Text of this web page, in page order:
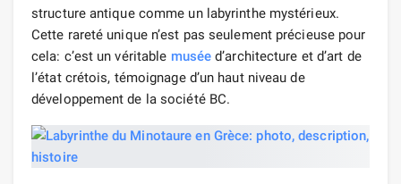
structure antique comme un labyrinthe mystérieux.
Cette rareté unique n’est pas seulement précieuse pour
cela: c’est un véritable musée d’architecture et d’art de
l’état crétois, témoignage d’un haut niveau de
développement de la société BC.